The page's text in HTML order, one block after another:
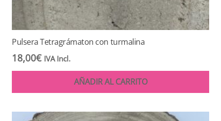
Pulsera Tetragrámaton con turmalina
18,00€ IVA Incl.
AÑADIR AL CARRITO